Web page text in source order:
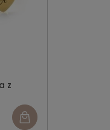
z
zobacz